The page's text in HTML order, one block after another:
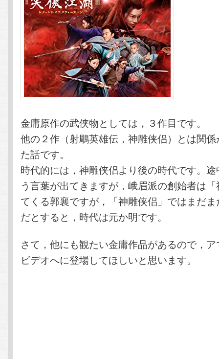
金庸原作の武侠物としては，３作目です。
他の２作（射鵰英雄伝，神雕侠侣）とは関
た話です。
時代的には，神雕侠侣より後の時代です。
う言葉が出てきますが，峨眉派の創始者は
てくる郭襄ですが，「神雕侠侣」ではまだ
だとすると，時代は元か明です。
さて，他にも観たい金庸作品があるので，
ビデオへに登場してほしいと思います。